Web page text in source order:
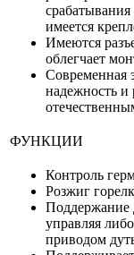
имеется
Имеются
облегчает
Современная
надежность и
ФУНКЦИИ
Контроль
Розжиг
Поддержание
управляя
приводом